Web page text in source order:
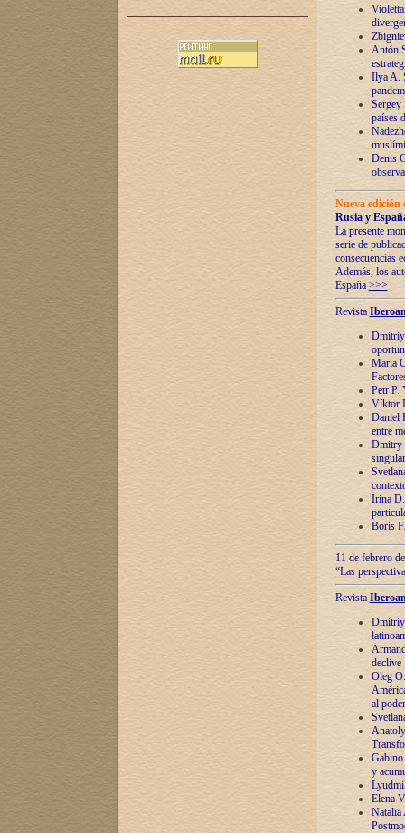
Antón
Ilya A.
Sergey
países
Denis
Nueva
Rusia y
La presente
serie de
consecuencias
Además, los
España >>>
Revista
Dmitriy
María
Petr P.
Víktor
Daniel
entre
Dmitry
Irina
Borís
11 de febrero
“Las
Revista
Dmitriy
declive
Oleg
al poder
y
Elena
Natalia